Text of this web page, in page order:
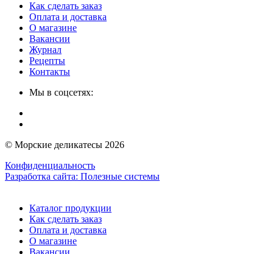
Как сделать заказ
Оплата и доставка
О магазине
Вакансии
Журнал
Рецепты
Контакты
Мы в соцсетях:
© Морские деликатесы 2026
Конфиденциальность
Разработка сайта: Полезные системы
Каталог продукции
Как сделать заказ
Оплата и доставка
О магазине